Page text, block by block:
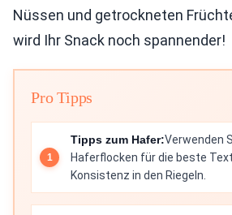
Nüssen und getrockneten
wird Ihr Snack noch spannender!
Pro Tipps
Tipps zum Hafer:Verwenden
Haferflocken für die beste
Konsistenz in den Riegeln.